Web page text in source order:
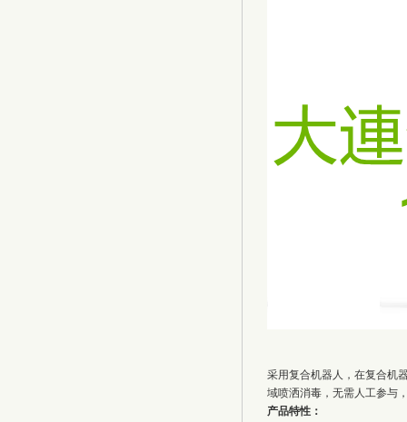
采用复合机器人，在复合机
域喷洒消毒，无需人工参与
产品特性：